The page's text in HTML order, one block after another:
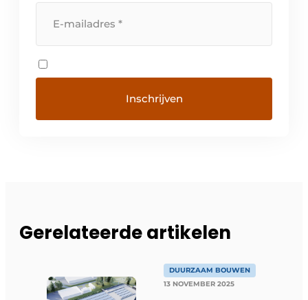
Gerelateerde artikelen
DUURZAAM BOUWEN
13 NOVEMBER 2025